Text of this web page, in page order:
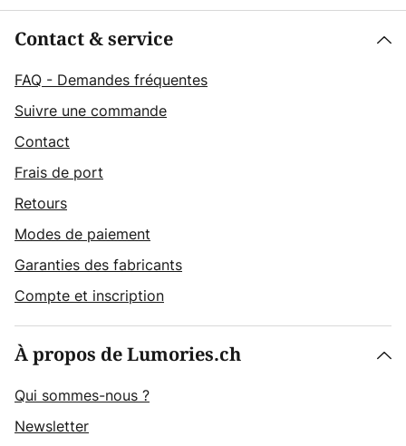
Contact & service
FAQ - Demandes fréquentes
Suivre une commande
Contact
Frais de port
Retours
Modes de paiement
Garanties des fabricants
Compte et inscription
À propos de Lumories.ch
Qui sommes-nous ?
Newsletter